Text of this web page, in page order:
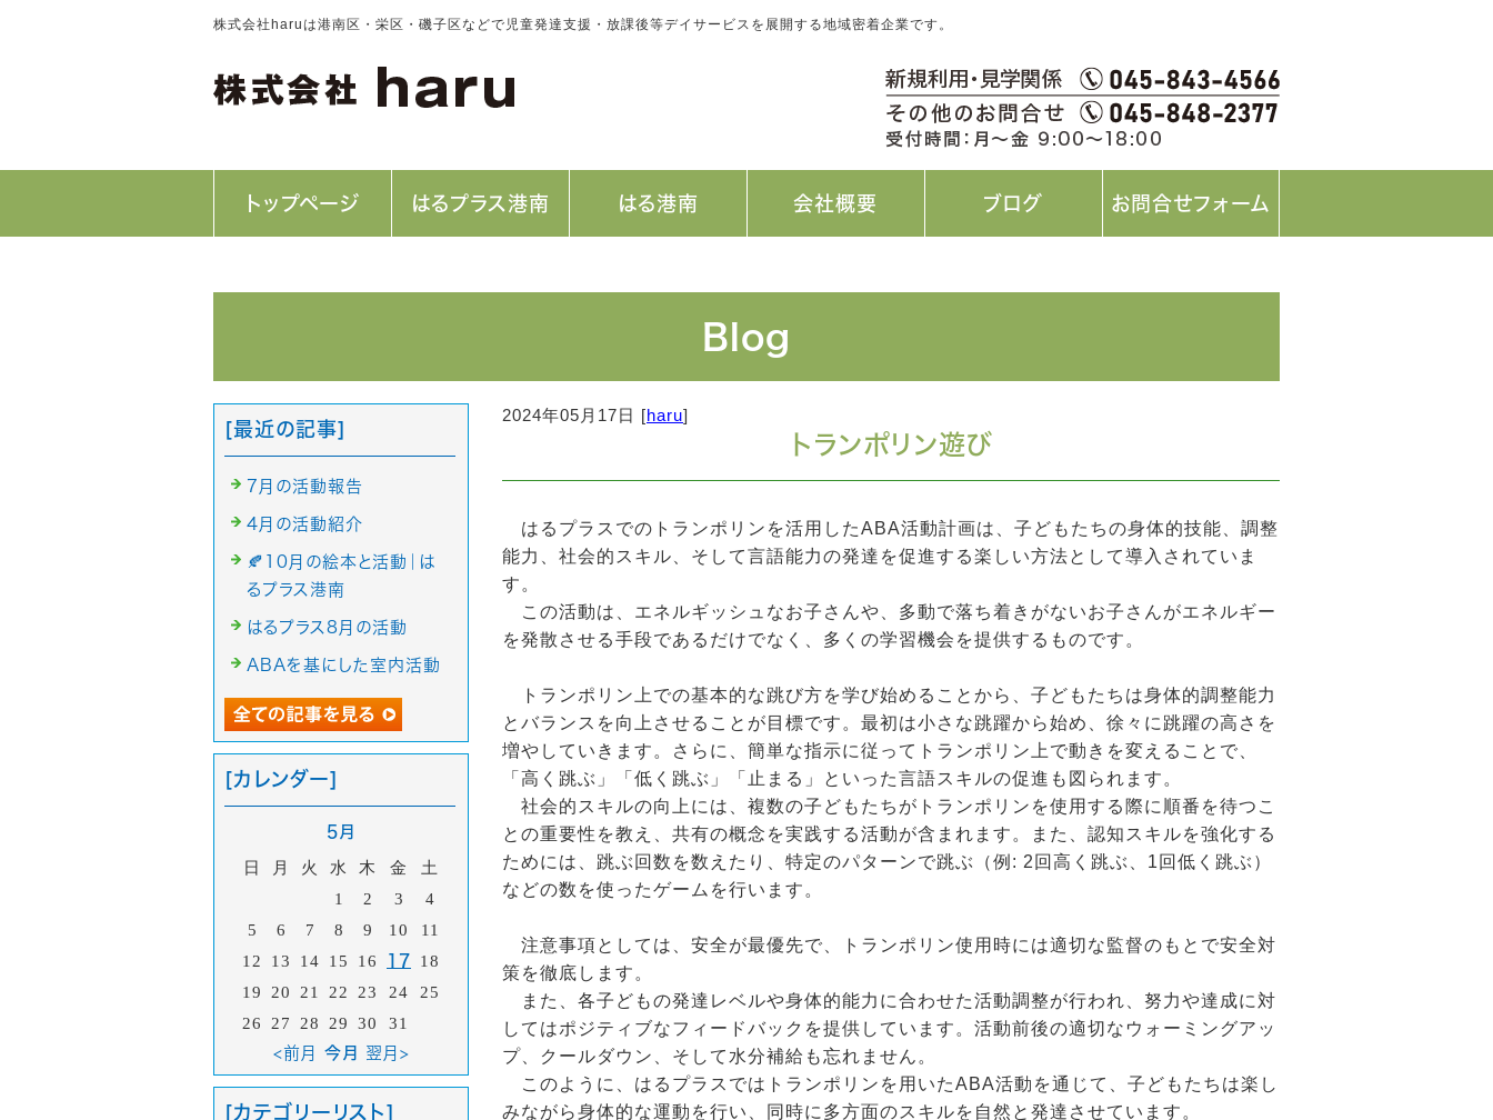
株式会社haruは港南区・栄区・磯子区などで児童発達支援・放課後等デイサービスを展開する地域密着企業です。
トップページ はるプラス港南 はる港南 会社概要 ブログ お問合せフォーム
Blog
2024年05月17日 [haru]
トランポリン遊び
はるプラスでのトランポリンを活用したABA活動計画は、子どもたちの身体的技能、調整
能力、社会的スキル、そして言語能力の発達を促進する楽しい方法として導入されていま
す。
この活動は、エネルギッシュなお子さんや、多動で落ち着きがないお子さんがエネルギー
を発散させる手段であるだけでなく、多くの学習機会を提供するものです。
トランポリン上での基本的な跳び方を学び始めることから、子どもたちは身体的調整能力
とバランスを向上させることが目標です。最初は小さな跳躍から始め、徐々に跳躍の高さを
増やしていきます。さらに、簡単な指示に従ってトランポリン上で動きを変えることで、
「高く跳ぶ」「低く跳ぶ」「止まる」といった言語スキルの促進も図られます。
社会的スキルの向上には、複数の子どもたちがトランポリンを使用する際に順番を待つこ
との重要性を教え、共有の概念を実践する活動が含まれます。また、認知スキルを強化する
ためには、跳ぶ回数を数えたり、特定のパターンで跳ぶ（例: 2回高く跳ぶ、1回低く跳ぶ）
などの数を使ったゲームを行います。
注意事項としては、安全が最優先で、トランポリン使用時には適切な監督のもとで安全対
策を徹底します。
また、各子どもの発達レベルや身体的能力に合わせた活動調整が行われ、努力や達成に対
してはポジティブなフィードバックを提供しています。活動前後の適切なウォーミングアッ
プ、クールダウン、そして水分補給も忘れません。
このように、はるプラスではトランポリンを用いたABA活動を通じて、子どもたちは楽し
みながら身体的な運動を行い、同時に多方面のスキルを自然と発達させています。
[最近の記事]
7月の活動報告
4月の活動紹介
🍂10月の絵本と活動｜は
るプラス港南
はるプラス8月の活動
ABAを基にした室内活動
[カレンダー]
5月
日 月 火 水 木 金
土
1
2 3
4
5
6 7 8 9 10
11
12
13 14 15 16 17
18
19
20 21 22 23 24
25
26
27 28 29 30 31
<前月 今月 翌月>
[カテゴリーリスト]